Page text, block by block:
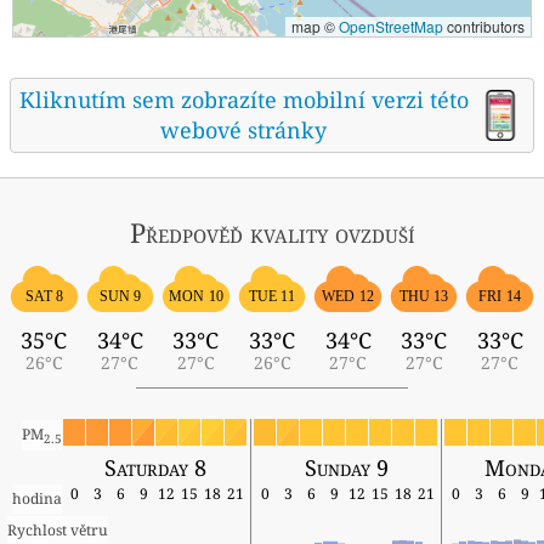
map ©OpenStreetMapcontributors
Kliknutím sem zobrazíte mobilní verzi této
webové stránky
Předpověď kvality ovzduší
SAT 8
35°C
26°C
SUN 9
34°C
27°C
MON 10
33°C
27°C
TUE 11
33°C
26°C
WED 12
34°C
27°C
THU 13
33°C
27°C
FRI 14
33°C
27°C
PM2.5
Saturday 8 Sunday 9
hodina 0 3 6 9 12 15 18 21 0 3 6 9 12 15 18 21 0 3 6 9
Rychlost větru